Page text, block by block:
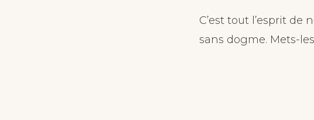
C’est tout l’esprit de
sans dogme. Mets-